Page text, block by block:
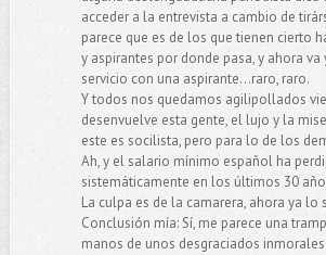
acceder a la entrevista a cambio de
parece que es de los que tienen cierto
y aspirantes por donde pasa, y ahora
servicio con una aspirante...raro, raro.
Y todos nos quedamos agilipollados
desenvuelve esta gente, el lujo y la
este es socilista, pero para lo de los
Ah, y el salario mínimo español ha
sistemáticamente en los últimos 30
La culpa es de la camarera, ahora ya lo
Conclusión mía: Sí, me parece una
manos de unos desgraciados